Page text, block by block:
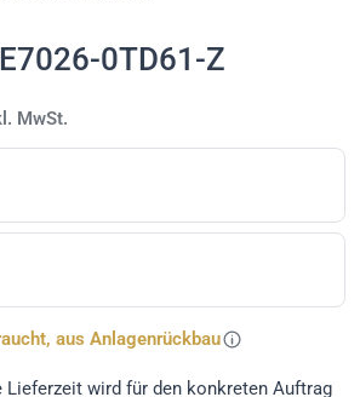
0TD61-Z
MwSt.
aus Anlagenrückbau
wird für den konkreten Auftrag